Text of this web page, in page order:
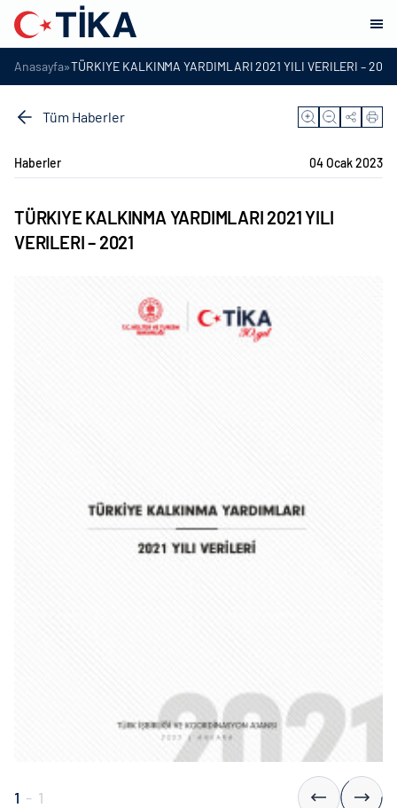
Anasayfa»TÜRKIYE KALKINMA YARDIMLARI 2021 YILI VERILERI – 2021
Tüm Haberler
Haberler 04 Ocak 2023
TÜRKIYE KALKINMA YARDIMLARI 2021 YILI
VERILERI – 2021
1 - 1